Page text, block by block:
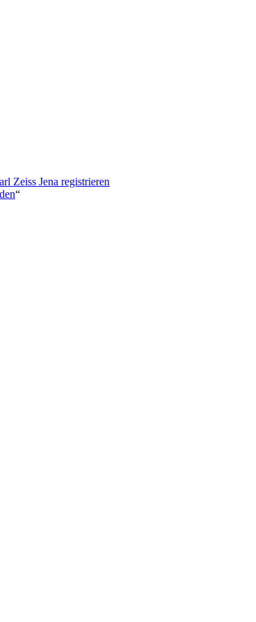
Zeiss Jena registrieren
“